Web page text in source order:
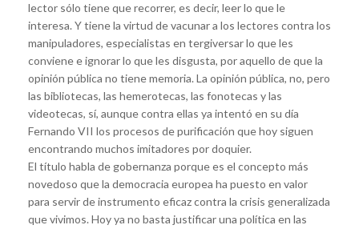
lector sólo tiene que recorrer, es decir, leer lo que le
interesa. Y tiene la virtud de vacunar a los lectores contra los
manipuladores, especialistas en tergiversar lo que les
conviene e ignorar lo que les disgusta, por aquello de que la
opinión pública no tiene memoria. La opinión pública, no, pero
las bibliotecas, las hemerotecas, las fonotecas y las
videotecas, sí, aunque contra ellas ya intentó en su día
Fernando VII los procesos de purificación que hoy siguen
encontrando muchos imitadores por doquier.
El título habla de gobernanza porque es el concepto más
novedoso que la democracia europea ha puesto en valor
para servir de instrumento eficaz contra la crisis generalizada
que vivimos. Hoy ya no basta justificar una política en las